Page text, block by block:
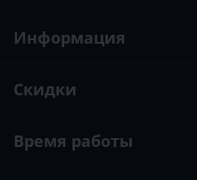
Информация
Скидки
Время работы